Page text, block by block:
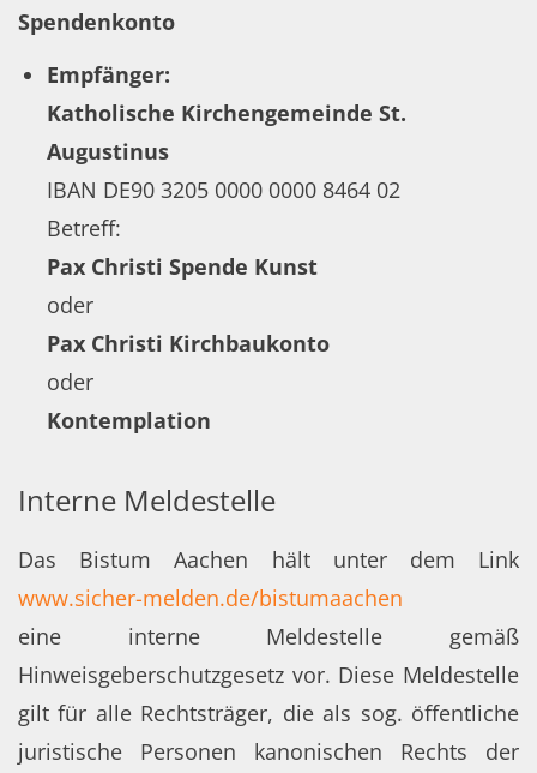
Spendenkonto
Empfänger:
Katholische Kirchengemeinde St.
Augustinus
IBAN DE90 3205 0000 0000 8464 02
Betreff:
Pax Christi Spende Kunst
oder
Pax Christi Kirchbaukonto
oder
Kontemplation
Interne Meldestelle
Das Bistum Aachen hält unter dem Link
www.sicher-melden.de/bistumaachen
eine interne Meldestelle gemäß
Hinweisgeberschutzgesetz vor. Diese Meldestelle
gilt für alle Rechtsträger, die als sog. öffentliche
juristische Personen kanonischen Rechts der